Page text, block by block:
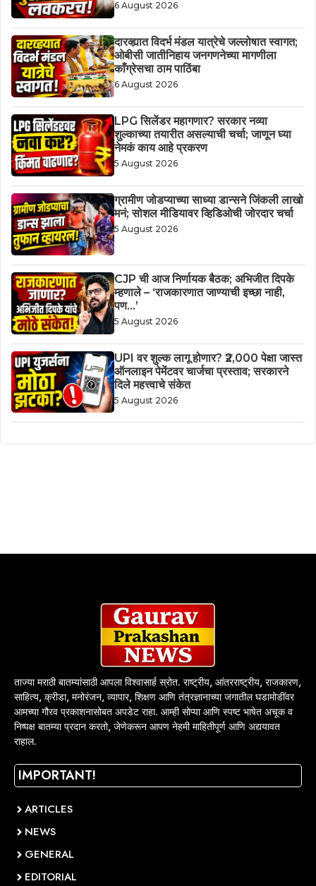
6 August 2026
दारव्ह्यात विदर्भ मंडल यात्रेचे जल्लोषात स्वागत;
ओबीसी जातीनिहाय जनगणनेच्या मागणीला
काँग्रेसचा ठाम पाठिंबा
6 August 2026
LPG सिलेंडर महागणार? सरकार नव्या
शुल्काच्या तयारीत असल्याची चर्चा; जाणून घ्या
नेमकं काय आहे प्रकरण
5 August 2026
ग्रामीण जोडप्याच्या साध्या डान्सने जिंकली लाखो
मनं; सोशल मीडियावर व्हिडिओची जोरदार चर्चा
5 August 2026
CJP ची आज निर्णायक बैठक; अभिजीत दिपके
म्हणाले – ‘राजकारणात जाण्याची इच्छा नाही,
पण…’
5 August 2026
UPI वर शुल्क लागू होणार? ₹2,000 पेक्षा जास्त
ऑनलाइन पेमेंटवर चार्जचा प्रस्ताव; सरकारने
दिले महत्त्वाचे संकेत
5 August 2026
ताज्या मराठी बातम्यांसाठी आपला विश्वासार्ह स्रोत. राष्ट्रीय, आंतरराष्ट्रीय, राजकारण,
साहित्य, क्रीडा, मनोरंजन, व्यापार, शिक्षण आणि तंत्रज्ञानाच्या जगातील घडामोडींवर
आमच्या गौरव प्रकाशनासोबत अपडेट राहा. आम्ही सोप्या आणि स्पष्ट भाषेत अचूक व
निष्पक्ष बातम्या प्रदान करतो, जेणेकरून आपण नेहमी माहितीपूर्ण आणि अद्ययावत
राहाल.
IMPORTANT!
ARTICLES
NEWS
GENERAL
EDITORIAL